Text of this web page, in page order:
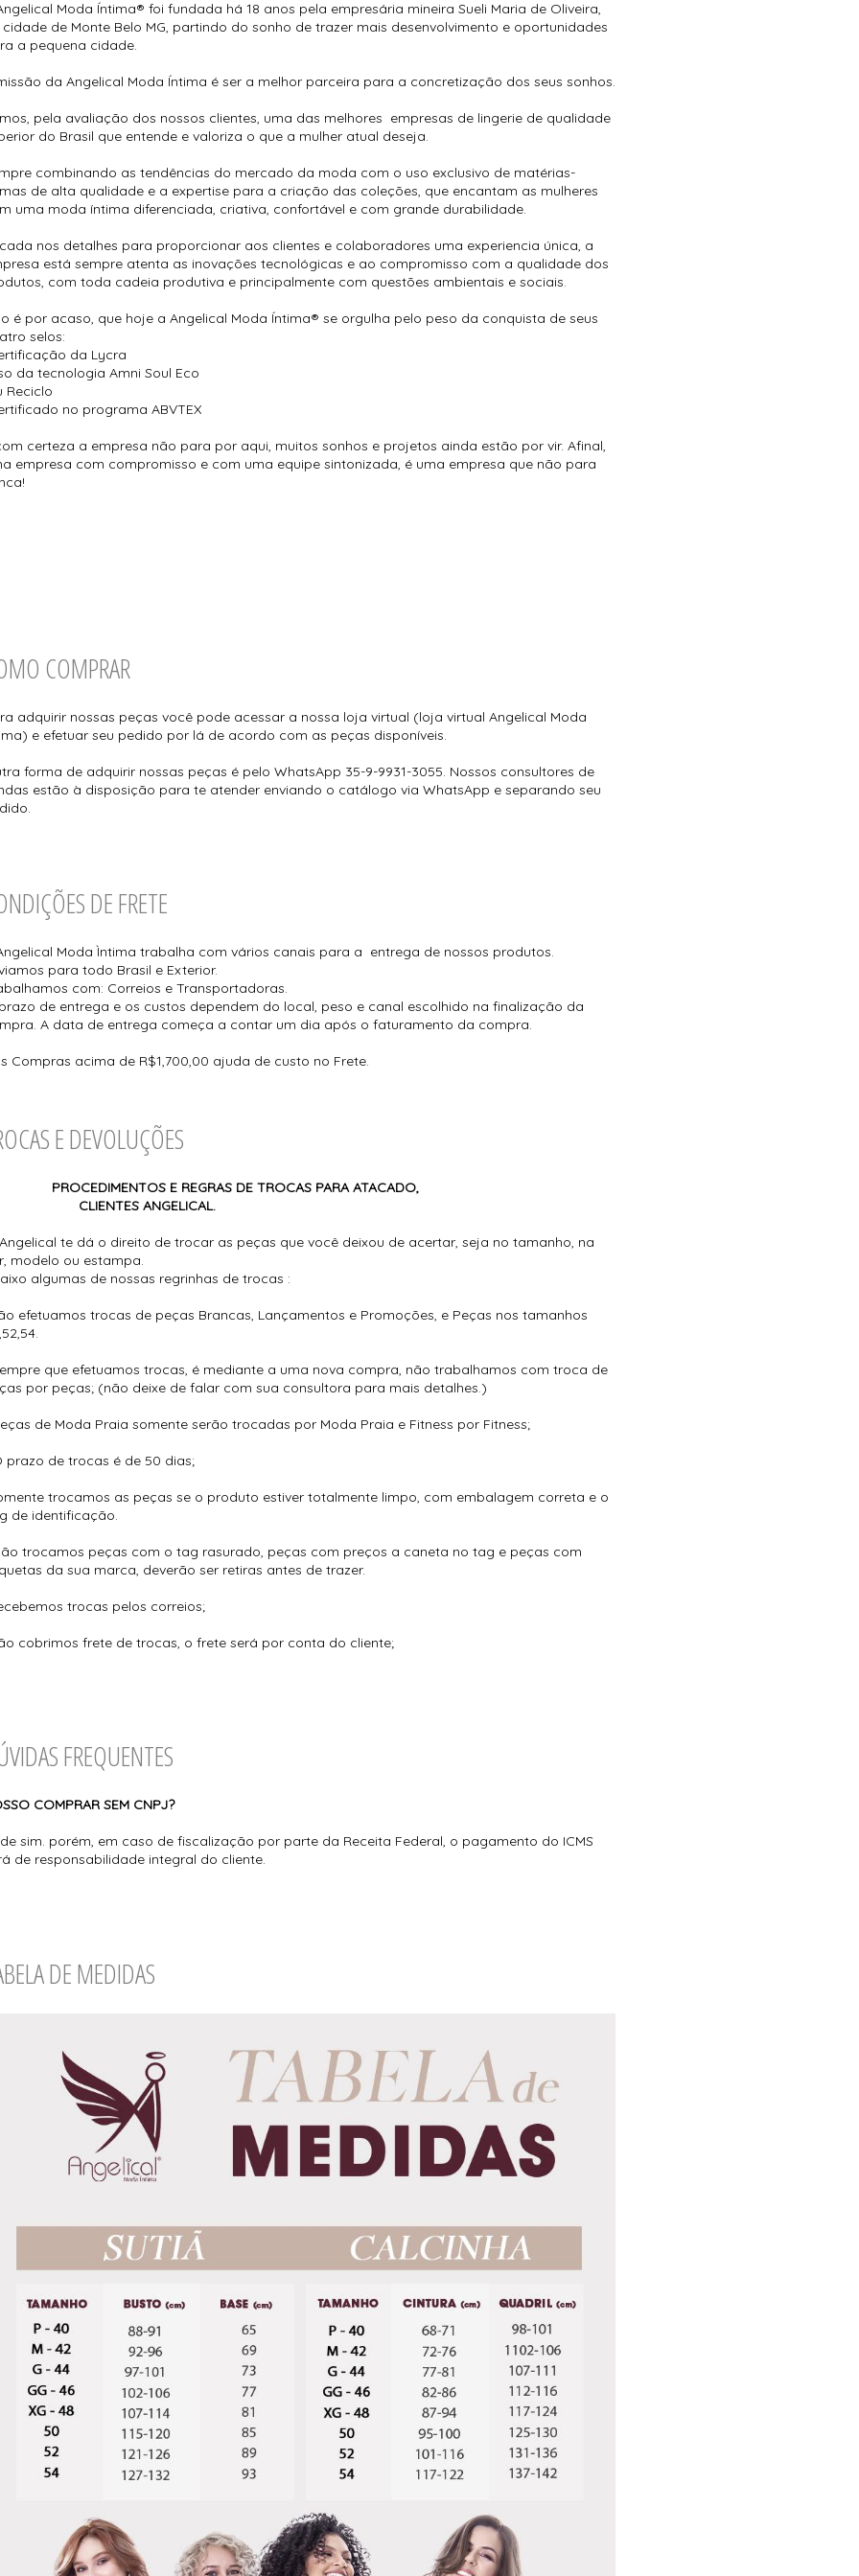
Moda Íntima® foi fundada há 18 anos pela empresária mineira Sueli Maria de Oliveira,
cidade de Monte Belo MG, partindo do sonho de trazer mais desenvolvimento e oportunidades
a pequena cidade.
da Angelical Moda Íntima é ser a melhor parceira para a concretização dos seus sonhos.
pela avaliação dos nossos clientes, uma das melhores empresas de lingerie de qualidade
do Brasil que entende e valoriza o que a mulher atual deseja.
combinando as tendências do mercado da moda com o uso exclusivo de matérias-
de alta qualidade e a expertise para a criação das coleções, que encantam as mulheres
uma moda íntima diferenciada, criativa, confortável e com grande durabilidade.
nos detalhes para proporcionar aos clientes e colaboradores uma experiencia única, a
está sempre atenta as inovações tecnológicas e ao compromisso com a qualidade dos
com toda cadeia produtiva e principalmente com questões ambientais e sociais.
é por acaso, que hoje a Angelical Moda Íntima® se orgulha pelo peso da conquista de seus
selos:
da Lycra
da tecnologia Amni Soul Eco
Reciclo
no programa ABVTEX
certeza a empresa não para por aqui, muitos sonhos e projetos ainda estão por vir. Afinal,
empresa com compromisso e com uma equipe sintonizada, é uma empresa que não para
COMPRAR
adquirir nossas peças você pode acessar a nossa loja virtual (loja virtual Angelical Moda
e efetuar seu pedido por lá de acordo com as peças disponíveis.
forma de adquirir nossas peças é pelo WhatsApp 35-9-9931-3055. Nossos consultores de
estão à disposição para te atender enviando o catálogo via WhatsApp e separando seu
DE FRETE
Moda Ìntima trabalha com vários canais para a entrega de nossos produtos.
para todo Brasil e Exterior.
com: Correios e Transportadoras.
de entrega e os custos dependem do local, peso e canal escolhido na finalização da
A data de entrega começa a contar um dia após o faturamento da compra.
Compras acima de R$1,700,00 ajuda de custo no Frete.
E DEVOLUÇÕES
PROCEDIMENTOS E REGRAS DE TROCAS PARA ATACADO,
ANGELICAL.
te dá o direito de trocar as peças que você deixou de acertar, seja no tamanho, na
modelo ou estampa.
algumas de nossas regrinhas de trocas :
efetuamos trocas de peças Brancas, Lançamentos e Promoções, e Peças nos tamanhos
que efetuamos trocas, é mediante a uma nova compra, não trabalhamos com troca de
por peças; (não deixe de falar com sua consultora para mais detalhes.)
de Moda Praia somente serão trocadas por Moda Praia e Fitness por Fitness;
prazo de trocas é de 50 dias;
trocamos as peças se o produto estiver totalmente limpo, com embalagem correta e o
de identificação.
trocamos peças com o tag rasurado, peças com preços a caneta no tag e peças com
da sua marca, deverão ser retiras antes de trazer.
trocas pelos correios;
cobrimos frete de trocas, o frete será por conta do cliente;
FREQUENTES
COMPRAR SEM CNPJ?
sim. porém, em caso de fiscalização por parte da Receita Federal, o pagamento do ICMS
de responsabilidade integral do cliente.
DE MEDIDAS